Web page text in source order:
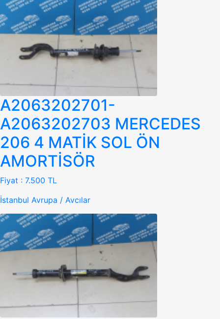
A2063202701-
A2063202703 MERCEDES
206 4 MATİK SOL ÖN
AMORTİSÖR
Fiyat : 7.500 TL
İstanbul Avrupa / Avcılar